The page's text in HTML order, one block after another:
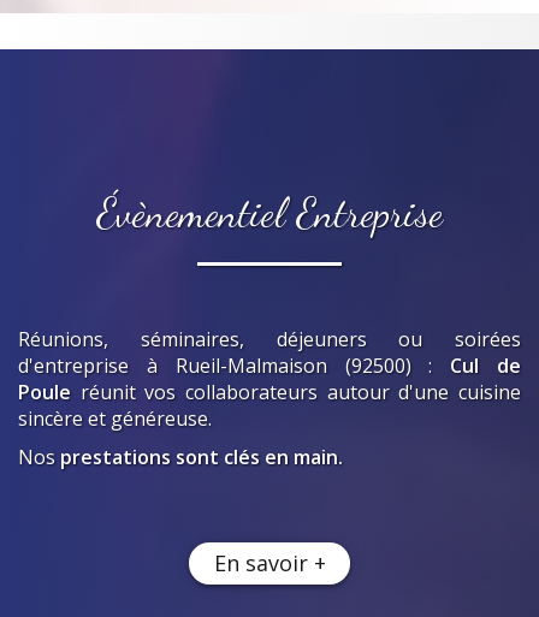
Évènementiel Entreprise
Réunions, séminaires, déjeuners ou soirées
d'entreprise à Rueil-Malmaison (92500): Cul de
Poule réunit vos collaborateurs autour d'une cuisine
sincère et généreuse.
Nos prestations sont clés en main.
En savoir +